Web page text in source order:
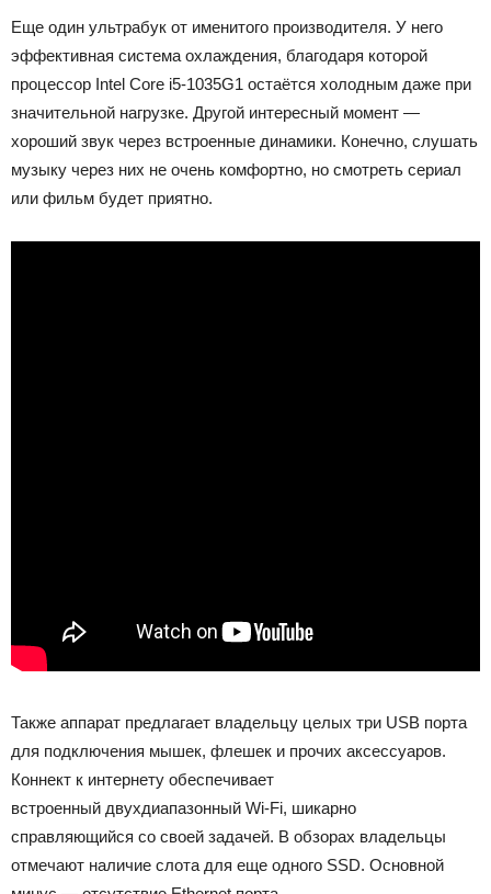
Еще один ультрабук от именитого производителя. У него
эффективная система охлаждения, благодаря которой
процессор Intel Core i5-1035G1 остаётся холодным даже при
значительной нагрузке. Другой интересный момент —
хороший звук через встроенные динамики. Конечно, слушать
музыку через них не очень комфортно, но смотреть сериал
или фильм будет приятно.
Также аппарат предлагает владельцу целых три USB порта
для подключения мышек, флешек и прочих аксессуаров.
Коннект к интернету обеспечивает
встроенный двухдиапазонный Wi-Fi, шикарно
справляющийся со своей задачей. В обзорах владельцы
отмечают наличие слота для еще одного SSD. Основной